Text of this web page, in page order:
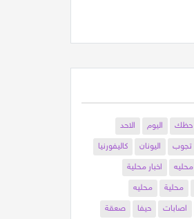
حظك اليوم
الاحد
تجوب اليونان
كاليفورنيا
محليه
اخبار محلية
محلية
محليه
اصابات حيفا
صعقة